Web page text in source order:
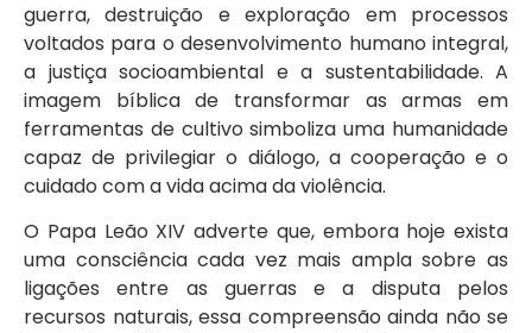
guerra, destruição e exploração em processos
voltados para o desenvolvimento humano integral,
a justiça socioambiental e a sustentabilidade. A
imagem bíblica de transformar as armas em
ferramentas de cultivo simboliza uma humanidade
capaz de privilegiar o diálogo, a cooperação e o
cuidado com a vida acima da violência.
O Papa Leão XIV adverte que, embora hoje exista
uma consciência cada vez mais ampla sobre as
ligações entre as guerras e a disputa pelos
recursos naturais, essa compreensão ainda não se